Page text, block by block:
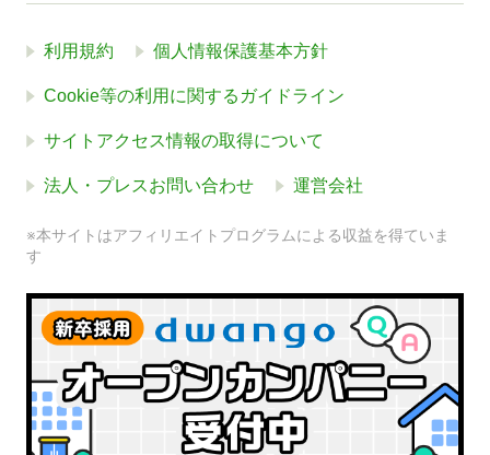
利用規約 個人情報保護基本方針
Cookie等の利用に関するガイドライン
サイトアクセス情報の取得について
法人・プレスお問い合わせ 運営会社
※本サイトはアフィリエイトプログラムによる収益を得ていま
す